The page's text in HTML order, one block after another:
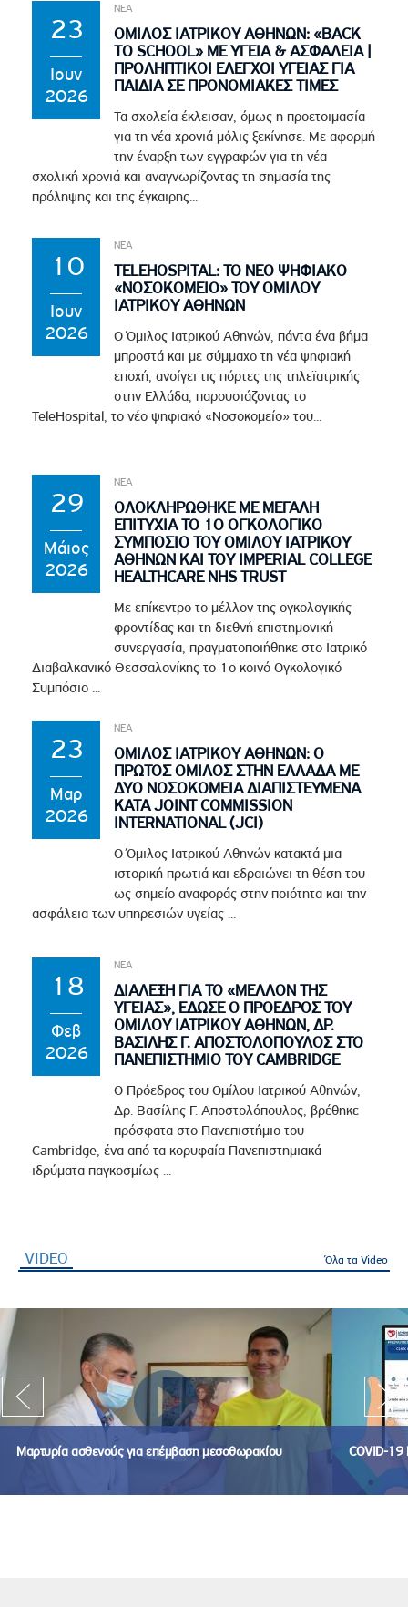
23
Ιουν
2026
ΝΕΑ
ΟΜΙΛΟΣ ΙΑΤΡΙΚΟΥ ΑΘΗΝΩΝ: «BACK
TO SCHOOL» ΜΕ ΥΓΕΙΑ & ΑΣΦΑΛΕΙΑ |
ΠΡΟΛΗΠΤΙΚΟΙ ΕΛΕΓΧΟΙ ΥΓΕΙΑΣ ΓΙΑ
ΠΑΙΔΙΑ ΣΕ ΠΡΟΝΟΜΙΑΚΕΣ ΤΙΜΕΣ
Τα σχολεία έκλεισαν, όμως η προετοιμασία
για τη νέα χρονιά μόλις ξεκίνησε. Με αφορμή
την έναρξη των εγγραφών για τη νέα
σχολική χρονιά και αναγνωρίζοντας τη σημασία της
πρόληψης και της έγκαιρης...
10
Ιουν
2026
ΝΕΑ
TELEHOSPITAL: ΤΟ ΝΕΟ ΨΗΦΙΑΚΟ
«ΝΟΣΟΚΟΜΕΙΟ» ΤΟΥ ΟΜΙΛΟΥ
ΙΑΤΡΙΚΟΥ ΑΘΗΝΩΝ
Ο Όμιλος Ιατρικού Αθηνών, πάντα ένα βήμα
μπροστά και με σύμμαχο τη νέα ψηφιακή
εποχή, ανοίγει τις πόρτες της τηλεϊατρικής
στην Ελλάδα, παρουσιάζοντας το
TeleHospital, το νέο ψηφιακό «Νοσοκομείο» του...
29
Μάιος
2026
ΝΕΑ
ΟΛΟΚΛΗΡΩΘΗΚΕ ΜΕ ΜΕΓΑΛΗ
ΕΠΙΤΥΧΙΑ ΤΟ 1Ο ΟΓΚΟΛΟΓΙΚΟ
ΣΥΜΠΟΣΙΟ ΤΟΥ ΟΜΙΛΟΥ ΙΑΤΡΙΚΟΥ
ΑΘΗΝΩΝ ΚΑΙ ΤΟΥ IMPERIAL COLLEGE
HEALTHCARE NHS TRUST
Με επίκεντρο το μέλλον της ογκολογικής
φροντίδας και τη διεθνή επιστημονική
συνεργασία, πραγματοποιήθηκε στο Ιατρικό
Διαβαλκανικό Θεσσαλονίκης το 1ο κοινό Ογκολογικό
Συμπόσιο ...
23
Μαρ
2026
ΝΕΑ
ΟΜΙΛΟΣ ΙΑΤΡΙΚΟΥ ΑΘΗΝΩΝ: Ο
ΠΡΩΤΟΣ ΟΜΙΛΟΣ ΣΤΗΝ ΕΛΛΑΔΑ ΜΕ
ΔΥΟ ΝΟΣΟΚΟΜΕΙΑ ΔΙΑΠΙΣΤΕΥΜΕΝΑ
ΚΑΤΑ JOINT COMMISSION
INTERNATIONAL (JCI)
Ο Όμιλος Ιατρικού Αθηνών κατακτά μια
ιστορική πρωτιά και εδραιώνει τη θέση του
ως σημείο αναφοράς στην ποιότητα και την
ασφάλεια των υπηρεσιών υγείας ...
18
Φεβ
2026
ΝΕΑ
ΔΙΑΛΕΞΗ ΓΙΑ ΤΟ «ΜΕΛΛΟΝ ΤΗΣ
ΥΓΕΙΑΣ», ΕΔΩΣΕ Ο ΠΡΟΕΔΡΟΣ ΤΟΥ
ΟΜΙΛΟΥ ΙΑΤΡΙΚΟΥ ΑΘΗΝΩΝ, ΔΡ.
ΒΑΣΙΛΗΣ Γ. ΑΠΟΣΤΟΛΟΠΟΥΛΟΣ ΣΤΟ
ΠΑΝΕΠΙΣΤΗΜΙΟ ΤΟΥ CAMBRIDGE
Ο Πρόεδρος του Ομίλου Ιατρικού Αθηνών,
Δρ. Βασίλης Γ. Αποστολόπουλος, βρέθηκε
πρόσφατα στο Πανεπιστήμιο του
Cambridge, ένα από τα κορυφαία Πανεπιστημιακά
ιδρύματα παγκοσμίως ...
VIDEO Όλα τα Video
Μαρτυρία ασθενούς για επέμβαση μεσοθωρακίου COVID-19